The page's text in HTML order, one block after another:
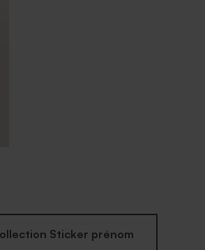
Sticker prénom